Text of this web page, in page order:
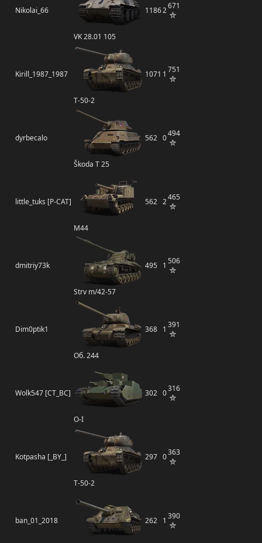
Nikolai_66
VK 28.01 105
11862671
Kirill_1987_1987
Т-50-2
1071 1 751
dyrbecalo
Škoda T 25
562 0494
little_tuks [P-CAT]
M44
562 2465
dmitriy73k
Strv m/42-57
495 1 506
Dim0ptik1
Об. 244
368 1 391
Wolk547 [CT_BC]
O-I
302 0316
Kotpasha [_BY_]
Т-50-2
297 0363
ban_01_2018 262 1 390